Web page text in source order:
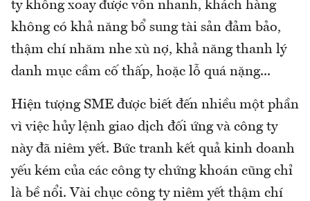
ty không xoay được vốn nhanh, khách hàng
không có khả năng bổ sung tài sản đảm bảo,
thậm chí nhăm nhe xù nợ, khả năng thanh lý
danh mục cầm cố thấp, hoặc lỗ quá nặng...
Hiện tượng SME được biết đến nhiều một phần
vì việc hủy lệnh giao dịch đối ứng và công ty
này đã niêm yết. Bức tranh kết quả kinh doanh
yếu kém của các công ty chứng khoán cũng chỉ
là bề nổi. Vài chục công ty niêm yết thậm chí